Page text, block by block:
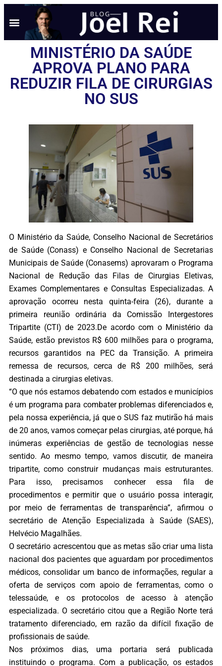
MINISTÉRIO DA SAÚDE
APROVA PLANO PARA
REDUZIR FILA DE CIRURGIAS
NO SUS
O Ministério da Saúde, Conselho Nacional de Secretários
de Saúde (Conass) e Conselho Nacional de Secretarias
Municipais de Saúde (Conasems) aprovaram o Programa
Nacional de Redução das Filas de Cirurgias Eletivas,
Exames Complementares e Consultas Especializadas. A
aprovação ocorreu nesta quinta-feira (26), durante a
primeira reunião ordinária da Comissão Intergestores
Tripartite (CTI) de 2023.De acordo com o Ministério da
Saúde, estão previstos R$ 600 milhões para o programa,
recursos garantidos na PEC da Transição. A primeira
remessa de recursos, cerca de R$ 200 milhões, será
destinada a cirurgias eletivas.
“O que nós estamos debatendo com estados e municípios
é um programa para combater problemas diferenciados e,
pela nossa experiência, já que o SUS faz mutirão há mais
de 20 anos, vamos começar pelas cirurgias, até porque, há
inúmeras experiências de gestão de tecnologias nesse
sentido. Ao mesmo tempo, vamos discutir, de maneira
tripartite, como construir mudanças mais estruturantes.
Para isso, precisamos conhecer essa fila de
procedimentos e permitir que o usuário possa interagir,
por meio de ferramentas de transparência”, afirmou o
secretário de Atenção Especializada à Saúde (SAES),
Helvécio Magalhães.
O secretário acrescentou que as metas são criar uma lista
nacional dos pacientes que aguardam por procedimentos
médicos, consolidar um banco de informações, regular a
oferta de serviços com apoio de ferramentas, como o
telessaúde, e os protocolos de acesso à atenção
especializada. O secretário citou que a Região Norte terá
tratamento diferenciado, em razão da difícil fixação de
profissionais de saúde.
Nos próximos dias, uma portaria será publicada
instituindo o programa. Com a publicação, os estados